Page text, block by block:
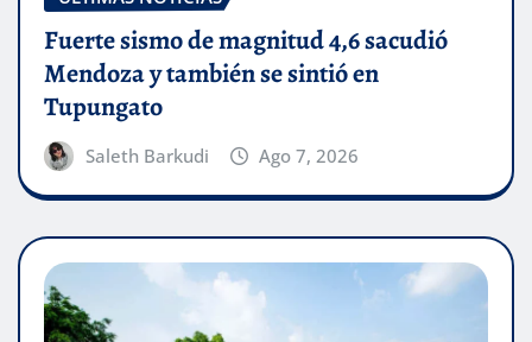
Fuerte sismo de magnitud 4,6 sacudió
Mendoza y también se sintió en
Tupungato
Saleth Barkudi Ago 7, 2026